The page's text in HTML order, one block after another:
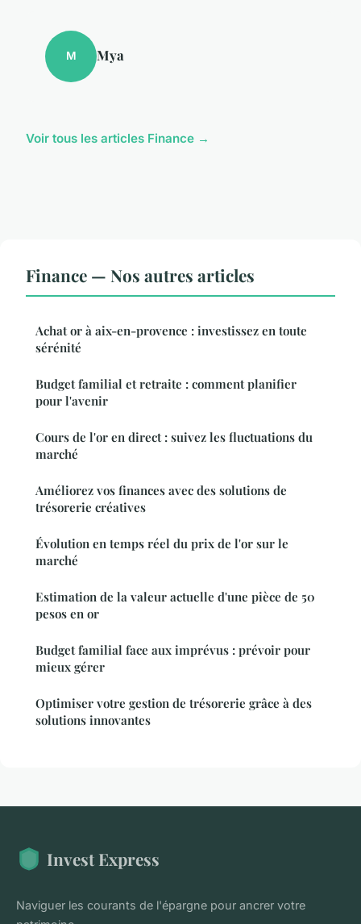
M Mya
Voir tous les articles Finance →
Finance — Nos autres articles
Achat or à aix-en-provence : investissez en toute
sérénité
Budget familial et retraite : comment planifier
pour l'avenir
Cours de l'or en direct : suivez les fluctuations du
marché
Améliorez vos finances avec des solutions de
trésorerie créatives
Évolution en temps réel du prix de l'or sur le
marché
Estimation de la valeur actuelle d'une pièce de 50
pesos en or
Budget familial face aux imprévus : prévoir pour
mieux gérer
Optimiser votre gestion de trésorerie grâce à des
solutions innovantes
Invest Express
Naviguer les courants de l'épargne pour ancrer votre